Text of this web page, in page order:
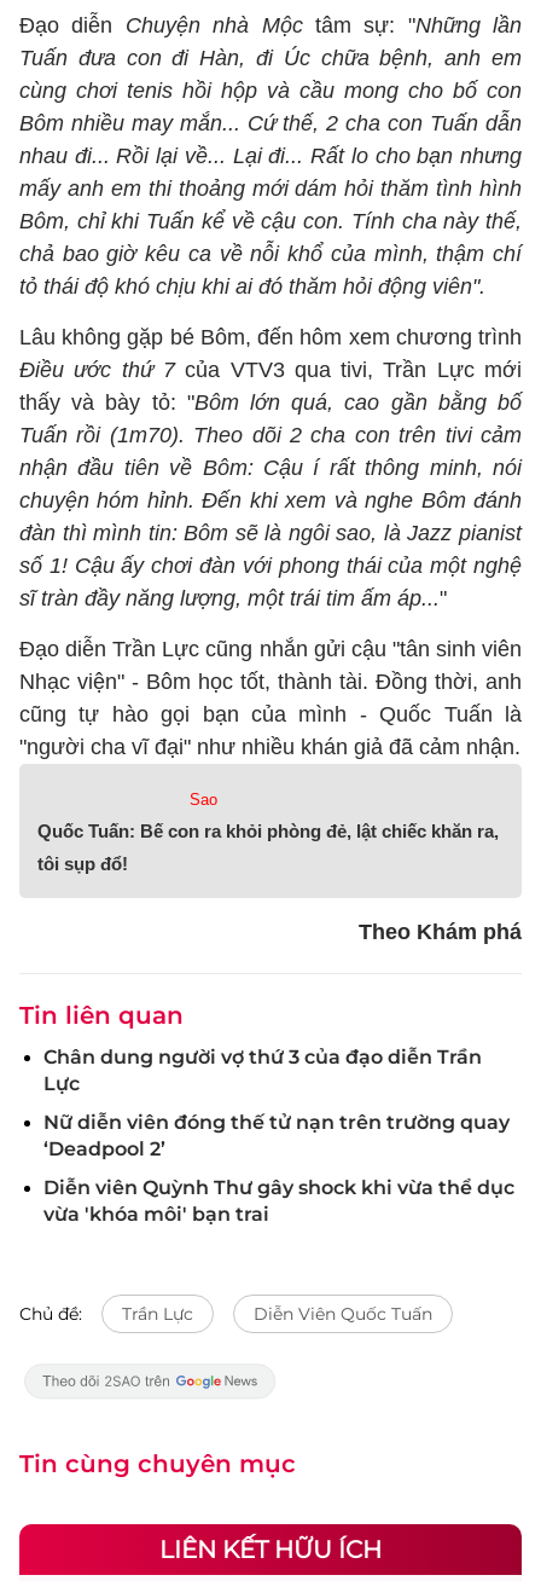
Đạo diễn Chuyện nhà Mộctâm sự: "Những lần
Tuấn đưa con đi Hàn, đi Úc chữa bệnh, anh em
cùng chơi tenis hồi hộp và cầu mong cho bố con
Bôm nhiều may mắn... Cứ thế, 2 cha con Tuấn dẫn
nhau đi... Rồi lại về... Lại đi... Rất lo cho bạn nhưng
mấy anh em thi thoảng mới dám hỏi thăm tình hình
Bôm, chỉ khi Tuấn kể về cậu con. Tính cha này thế,
chả bao giờ kêu ca về nỗi khổ của mình, thậm chí
tỏ thái độ khó chịu khi ai đó thăm hỏi động viên".
Lâu không gặp bé Bôm, đến hôm xem chương trình
Điều ước thứ 7của VTV3 qua tivi, Trần Lực mới
thấy và bày tỏ: "Bôm lớn quá, cao gần bằng bố
Tuấn rồi (1m70). Theo dõi 2 cha con trên tivi cảm
nhận đầu tiên về Bôm: Cậu í rất thông minh, nói
chuyện hóm hỉnh. Đến khi xem và nghe Bôm đánh
đàn thì mình tin: Bôm sẽ là ngôi sao, là Jazz pianist
số 1! Cậu ấy chơi đàn với phong thái của một nghệ
sĩ tràn đầy năng lượng, một trái tim ấm áp..."
Đạo diễn Trần Lực cũng nhắn gửi cậu "tân sinh viên
Nhạc viện" - Bôm học tốt, thành tài. Đồng thời, anh
cũng tự hào gọi bạn của mình - Quốc Tuấn là
"người cha vĩ đại" như nhiều khán giả đã cảm nhận.
Sao
Quốc Tuấn: Bế con ra khỏi phòng đẻ, lật chiếc khăn ra,
tôi sụp đổ!
Theo Khám phá
Tin liên quan
Chân dung người vợ thứ 3 của đạo diễn Trần
Lực
Nữ diễn viên đóng thế tử nạn trên trường quay
‘Deadpool 2’
Diễn viên Quỳnh Thư gây shock khi vừa thể dục
vừa 'khóa môi' bạn trai
Chủ đề: Trần Lực Diễn Viên Quốc Tuấn
Tin cùng chuyên mục
LIÊN KẾT HỮU ÍCH